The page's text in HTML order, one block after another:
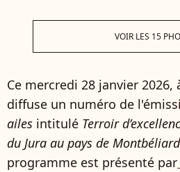
VOIR LES 15
Ce mercredi 28 janvier 2026,
diffuse un numéro de
ailes intitulé Terroir
du Jura au pays de Montbéliard
programme est présenté par